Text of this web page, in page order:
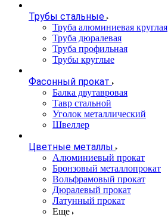
Трубы стальные
Труба алюминиевая круглая
Труба дюралевая
Труба профильная
Трубы круглые
Фасонный прокат
Балка двутавровая
Тавр стальной
Уголок металлический
Швеллер
Цветные металлы
Алюминиевый прокат
Бронзовый металлопрокат
Вольфрамовый прокат
Дюралевый прокат
Латунный прокат
Еще